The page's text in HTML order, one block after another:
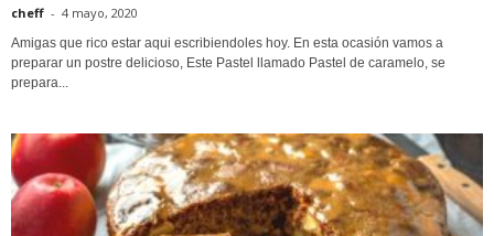
cheff - 4 mayo, 2020
Amigas que rico estar aqui escribiendoles hoy. En esta ocasión vamos a
preparar un postre delicioso, Este Pastel llamado Pastel de caramelo, se
prepara...